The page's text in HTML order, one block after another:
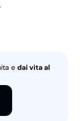
e dai vita al